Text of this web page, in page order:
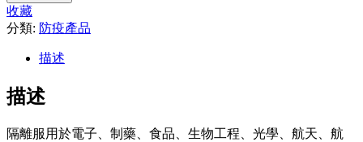
收藏
分類: 防疫產品
描述
描述
隔離服用於電子、制藥、食品、生物工程、光學、航天、航